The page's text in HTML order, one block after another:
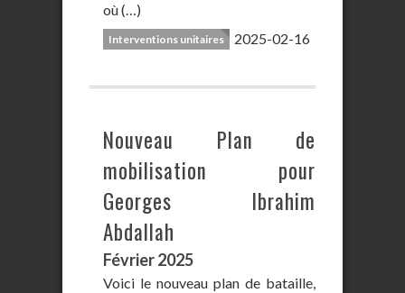
où (…)
Interventions unitaires 2025-02-16
Nouveau Plan de
mobilisation pour
Georges Ibrahim
Abdallah
Février 2025
Voici le nouveau plan de bataille,